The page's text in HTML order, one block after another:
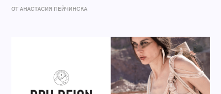
ОТ AНАСТАСИЯ ПЕЙЧИНСКА